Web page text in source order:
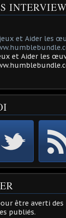
et Aider les
être averti des
publiés.